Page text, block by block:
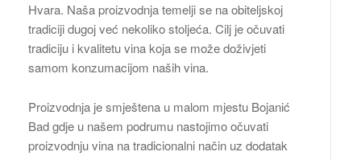
Hvara. Naša proizvodnja temelji se na obiteljskoj
tradiciji dugoj već nekoliko stoljeća. Cilj je očuvati
tradiciju i kvalitetu vina koja se može doživjeti
samom konzumacijom naših vina.
Proizvodnja je smještena u malom mjestu Bojanić
Bad gdje u našem podrumu nastojimo očuvati
proizvodnju vina na tradicionalni način uz dodatak